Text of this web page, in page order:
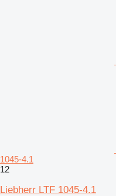
1045-4.1
12
Liebherr LTF 1045-4.1